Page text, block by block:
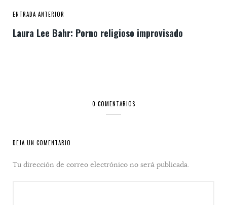
ENTRADA ANTERIOR
Laura Lee Bahr: Porno religioso improvisado
0 COMENTARIOS
DEJA UN COMENTARIO
Tu dirección de correo electrónico no será publicada.